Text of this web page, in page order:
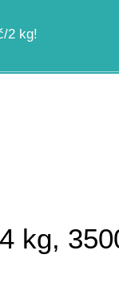
2 kg!
kg,